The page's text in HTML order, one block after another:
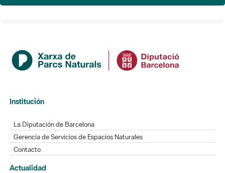
Institución
La Diputación de Barcelona
Gerencia de Servicios de Espacios Naturales
Contacto
Actualidad